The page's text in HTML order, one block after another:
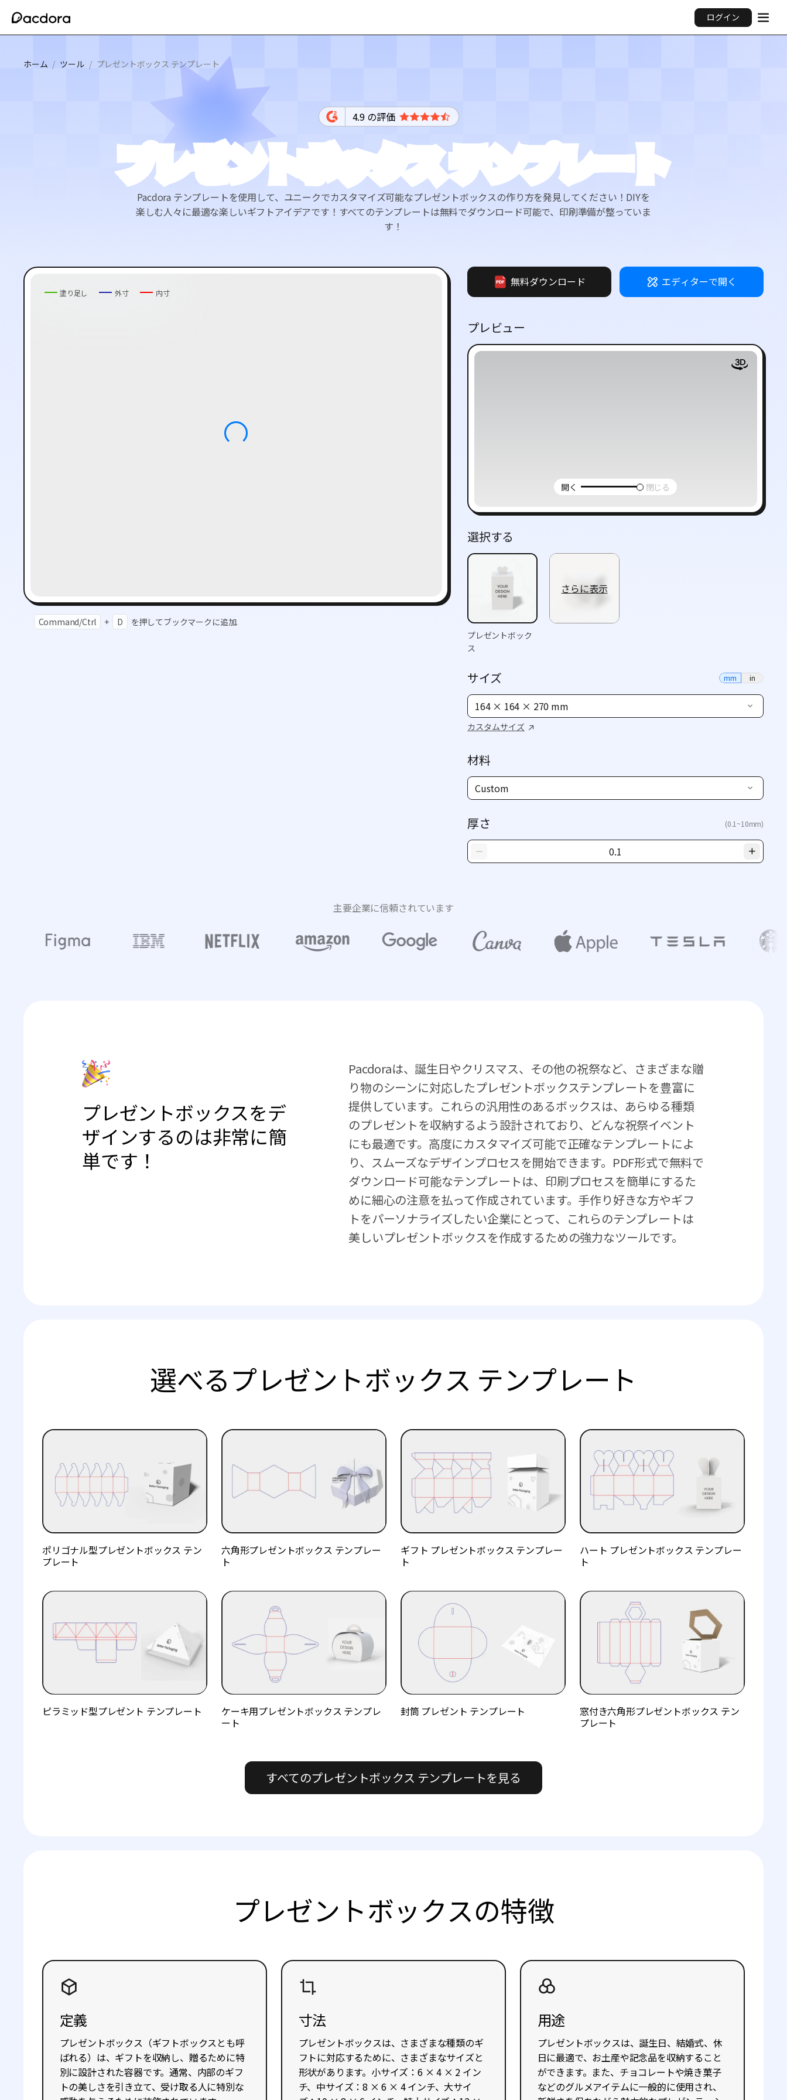
ログイン
ホーム / ツール / プレゼントボックス テンプレート
4.9 の評価
プレゼントボックス テンプレート
Pacdora テンプレートを使用して、ユニークでカスタマイズ可能なプレゼントボックスの作り方を発見してください！DIYを
楽しむ人々に最適な楽しいギフトアイデアです！すべてのテンプレートは無料でダウンロード可能で、印刷準備が整っていま
す！
塗り足し 外寸 内寸
Command/Ctrl + D を押してブックマークに追加.
無料ダウンロード エディターで開く
プレビュー
開く 閉じる
選択する
プレゼントボック
ス
さらに表示
サイズ mm in
164 × 164 × 270 mm
カスタムサイズ
材料
Custom
厚さ (0.1~10mm)
主要企業に信頼されています
プレゼントボックスをデ
ザインするのは非常に簡
単です！
Pacdoraは、誕生日やクリスマス、その他の祝祭など、さまざまな贈
り物のシーンに対応したプレゼントボックステンプレートを豊富に
提供しています。これらの汎用性のあるボックスは、あらゆる種類
のプレゼントを収納するよう設計されており、どんな祝祭イベント
にも最適です。高度にカスタマイズ可能で正確なテンプレートによ
り、スムーズなデザインプロセスを開始できます。PDF形式で無料で
ダウンロード可能なテンプレートは、印刷プロセスを簡単にするた
めに細心の注意を払って作成されています。手作り好きな方やギフ
トをパーソナライズしたい企業にとって、これらのテンプレートは
美しいプレゼントボックスを作成するための強力なツールです。
選べるプレゼントボックス テンプレート
ポリゴナル型プレゼントボックス テン
プレート
六角形プレゼントボックス テンプレー
ト
ギフト プレゼントボックス テンプレー
ト
ハート プレゼントボックス テンプレー
ト
ピラミッド型プレゼント テンプレート
ケーキ用プレゼントボックス テンプレ
ート
封筒 プレゼント テンプレート
窓付き六角形プレゼントボックス テン
プレート
すべてのプレゼントボックス テンプレートを見る
プレゼントボックスの特徴
定義
プレゼントボックス（ギフトボックスとも呼
ばれる）は、ギフトを収納し、贈るために特
別に設計された容器です。通常、内部のギフ
トの美しさを引き立て、受け取る人に特別な
寸法
プレゼントボックスは、さまざまな種類のギ
フトに対応するために、さまざまなサイズと
形状があります。小サイズ：6 × 4 × 2 イン
チ、中サイズ：8 × 6 × 4 インチ、大サイ
用途
プレゼントボックスは、誕生日、結婚式、休
日に最適で、お土産や記念品を収納すること
ができます。また、チョコレートや焼き菓子
などのグルメアイテムに一般的に使用され、